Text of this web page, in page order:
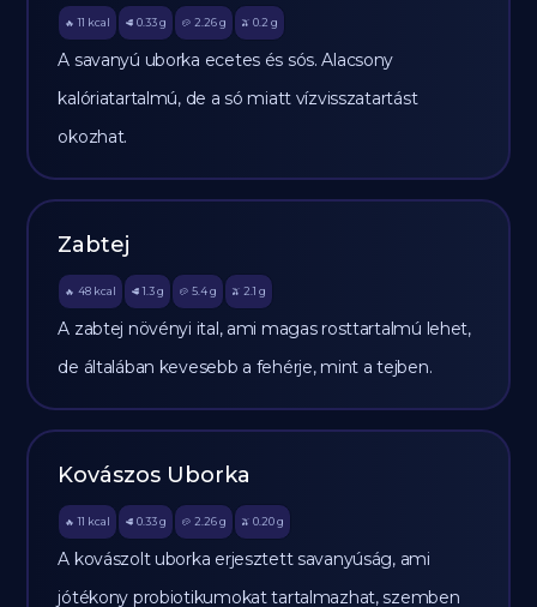
🔥 11 kcal 🥩 0.33 g 🥔 2.26g 🫒 0.2 g
A savanyú uborka ecetes és sós. Alacsony
kalóriatartalmú, de a só miatt vízvisszatartást
okozhat.
Zabtej
🔥 48 kcal 🥩 1.3 g 🥔 5.4g 🫒 2.1 g
A zabtej növényi ital, ami magas rosttartalmú lehet,
de általában kevesebb a fehérje, mint a tejben.
Kovászos Uborka
🔥 11 kcal 🥩 0.33 g 🥔 2.26g 🫒 0.20 g
A kovászolt uborka erjesztett savanyúság, ami
jótékony probiotikumokat tartalmazhat, szemben